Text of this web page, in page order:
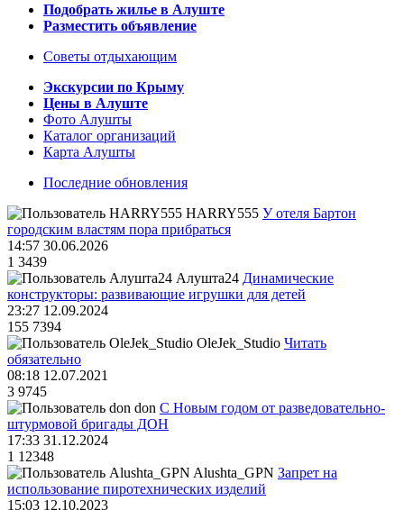
Подобрать жилье в Алуште
Разместить объявление
Советы отдыхающим
Экскурсии по Крыму
Цены в Алуште
Фото Алушты
Каталог организаций
Карта Алушты
Последние обновления
HARRY555 У отеля Бартон
городским властям пора прибраться
14:57 30.06.2026
1 3439
Алушта24 Динамические
конструкторы: развивающие игрушки для детей
23:27 12.09.2024
155 7394
OleJek_Studio Читать
обязательно
08:18 12.07.2021
3 9745
don С Новым годом от разведовательно-
штурмовой бригады ДОН
17:33 31.12.2024
1 12348
Alushta_GPN Запрет на
использование пиротехнических изделий
15:03 12.10.2023